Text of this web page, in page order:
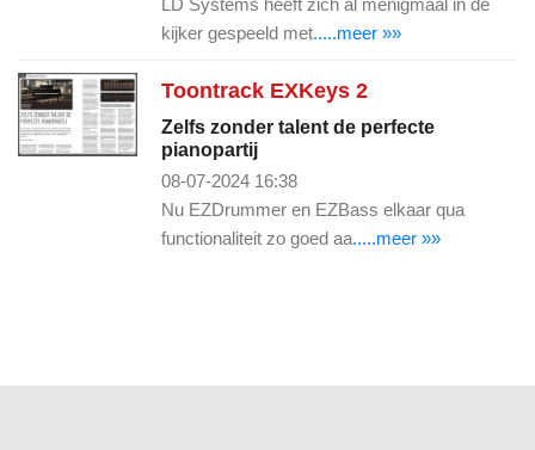
kijker gespeeld met.....meer »»
Toontrack EXKeys 2
Zelfs zonder talent de perfecte
pianopartij
08-07-2024 16:38
Nu EZDrummer en EZBass elkaar qua
functionaliteit zo goed aa.....meer »»